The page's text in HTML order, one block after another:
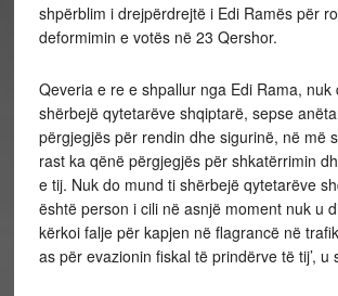
shpërblim i drejpërdrejtë i Edi Ramës për
deformimin e votës në 23 Qershor.
Qeveria e re e shpallur nga Edi Rama, nuk
shërbejë qytetarëve shqiptarë, sepse
përgjegjës për rendin dhe sigurinë, në më
rast ka qënë përgjegjës për shkatërrimin
e tij. Nuk do mund ti shërbejë qytetarëve
është person i cili në asnjë moment nuk u
kërkoi falje për kapjen në flagrancë në
as për evazionin fiskal të prindërve të tij’, u